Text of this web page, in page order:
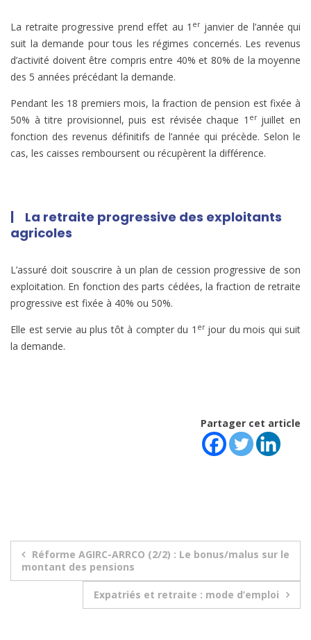
La retraite progressive prend effet au 1 erjanvier de l’année qui
suit la demande pour tous les régimes concernés. Les revenus
d’activité doivent être compris entre 40% et 80% de la moyenne
des 5 années précédant la demande.
Pendant les 18 premiers mois, la fraction de pension est fixée à
50% à titre provisionnel, puis est révisée chaque 1 erjuillet en
fonction des revenus définitifs de l’année qui précède. Selon le
cas, les caisses remboursent ou récupèrent la différence.
| La retraite progressive des exploitants
agricoles
L’assuré doit souscrire à un plan de cession progressive de son
exploitation. En fonction des parts cédées, la fraction de retraite
progressive est fixée à 40% ou 50%.
Elle est servie au plus tôt à compter du 1 erjour du mois qui suit
la demande.
Partager cet article
Navigation
de
l’article
Réforme AGIRC-ARRCO (2/2) : Le bonus/malus sur le
montant des pensions
Expatriés et retraite : mode d’emploi